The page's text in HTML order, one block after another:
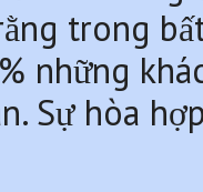
trong
những
Sự hòa